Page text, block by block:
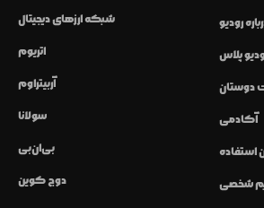
شبکه ارزهای دیجیتال
اتریوم
آربیتراوم
سولانا
بی‌ان‌بی
دوج کوین
رودیو
پلاس
دوستان
آکادمی
استفاده
شخصی